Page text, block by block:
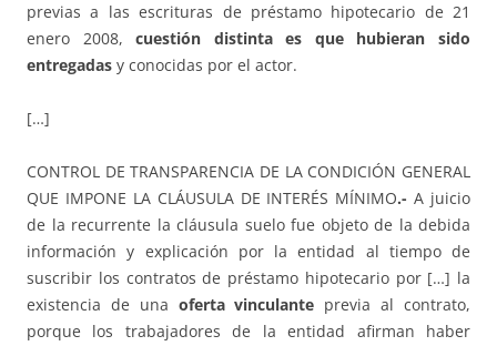
previas a las escrituras de préstamo hipotecario de 21
enero 2008,cuestión distinta es que hubieran sido
entregadas y conocidas por el actor.
[…]
CONTROL DE TRANSPARENCIA DE LA CONDICIÓN GENERAL
QUE IMPONE LA CLÁUSULA DE INTERÉS MÍNIMO.-A juicio
de la recurrente la cláusula suelo fue objeto de la debida
información y explicación por la entidad al tiempo de
suscribir los contratos de préstamo hipotecario por […] la
existencia de una oferta vinculante previa al contrato,
porque los trabajadores de la entidad afirman haber